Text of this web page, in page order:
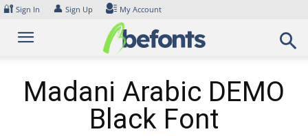
Skip
content
🔐 Sign In 👤 Sign Up My Account
Madani Arabic DEMO
Black Font